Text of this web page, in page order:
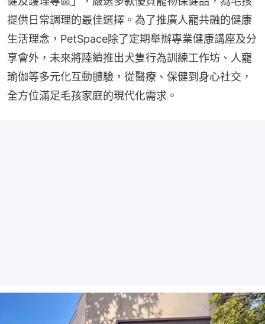
提供日常調理的最佳選擇。為了推廣人寵共融的健康
生活理念，PetSpace除了定期舉辦專業健康講座及分
享會外，未來將陸續推出犬隻行為訓練工作坊、人寵
瑜伽等多元化互動體驗，從醫療、保健到身心社交，
全方位滿足毛孩家庭的現代化需求。